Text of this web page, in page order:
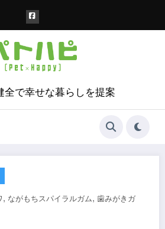
全で幸せな暮らしを提案
, ながもちスパイラルガム, 歯みがきガ